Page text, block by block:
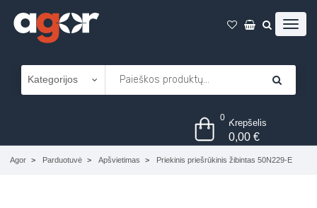
0 Krepšelis
0,00€
Agor Parduotuvė Apšvietimas Priekinis priešrūkinis žibintas 50N229-E